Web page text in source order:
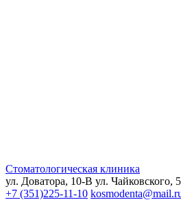
Стоматологическая клиника
ул. Доватора, 10-В ул. Чайковского,
+7 (351)225-11-10